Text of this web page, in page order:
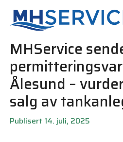
MHService
Ålesund –
salg av
Publisert 14. juli, 2025